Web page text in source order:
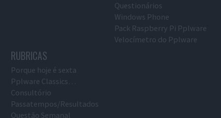
Questionários
Windows Phone
Pack Raspberry Pi Pplware
Velocímetro do Pplware
RUBRICAS
Porque hoje é sexta
Pplware Classics…
Consultório
Passatempos/Resultados
Questão Semanal